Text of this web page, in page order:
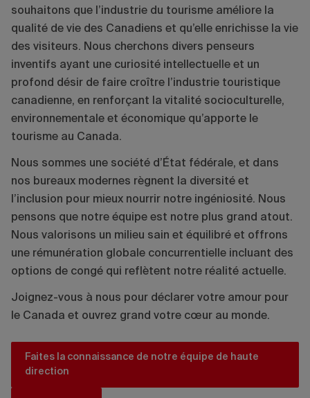
souhaitons que l’industrie du tourisme améliore la
qualité de vie des Canadiens et qu’elle enrichisse la vie
des visiteurs. Nous cherchons divers penseurs
inventifs ayant une curiosité intellectuelle et un
profond désir de faire croître l’industrie touristique
canadienne, en renforçant la vitalité socioculturelle,
environnementale et économique qu’apporte le
tourisme au Canada.
Nous sommes une société d’État fédérale, et dans
nos bureaux modernes règnent la diversité et
l’inclusion pour mieux nourrir notre ingéniosité. Nous
pensons que notre équipe est notre plus grand atout.
Nous valorisons un milieu sain et équilibré et offrons
une rémunération globale concurrentielle incluant des
options de congé qui reflètent notre réalité actuelle.
Joignez-vous à nous pour déclarer votre amour pour
le Canada et ouvrez grand votre cœur au monde.
Faites la connaissance de notre équipe de haute
direction